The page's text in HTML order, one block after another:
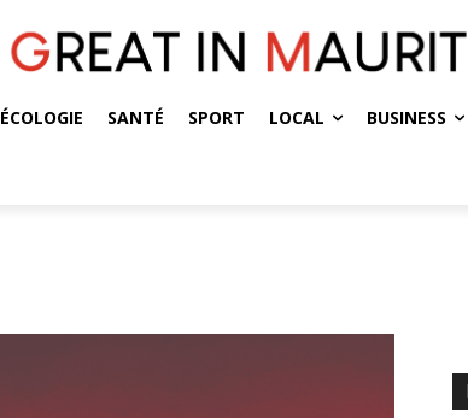
ÉCOLOGIE SANTÉ SPORT LOCAL BUSINESS